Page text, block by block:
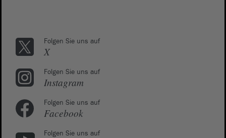
Folgen Sie uns auf
X
Folgen Sie uns auf
Instagram
Folgen Sie uns auf
Facebook
Folgen Sie uns auf